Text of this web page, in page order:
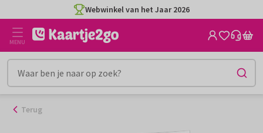
naar
inhoud
Webwinkel van het Jaar 2026
MENU
Terug